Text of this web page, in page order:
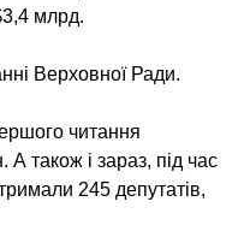
млрд.
Верховної Ради.
читання
також і зараз, під час
245 депутатів,